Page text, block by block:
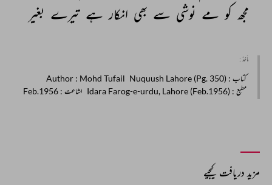
مجھ کو مے نوشی سے بھی انکار ہے تیرے بغیر
مأخذ :
کتاب : Nuquush Lahore (Pg. 350)
Author : Mohd Tufail
مطبع : Idara Farog-e-urdu, Lahore (Feb.1956) اشاعت : Feb.1956
مزید دریافت کیجیے